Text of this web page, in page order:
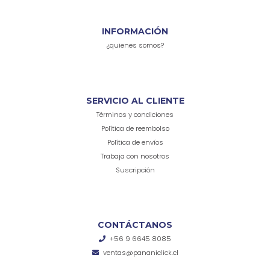
INFORMACIÓN
¿quienes somos?
SERVICIO AL CLIENTE
Términos y condiciones
Política de reembolso
Política de envíos
Trabaja con nosotros
Suscripción
CONTÁCTANOS
+56 9 6645 8085
ventas@pananiclick.cl